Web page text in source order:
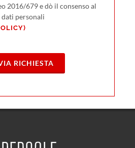
2016/679 e dò il consenso al
personali
RICHIESTA